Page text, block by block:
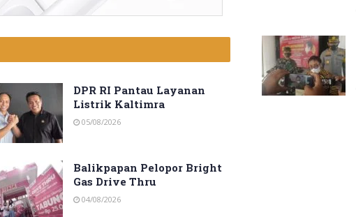
DPR RI Pantau Layanan
Listrik Kaltimra
05/08/2026
Balikpapan Pelopor Bright
Gas Drive Thru
04/08/2026